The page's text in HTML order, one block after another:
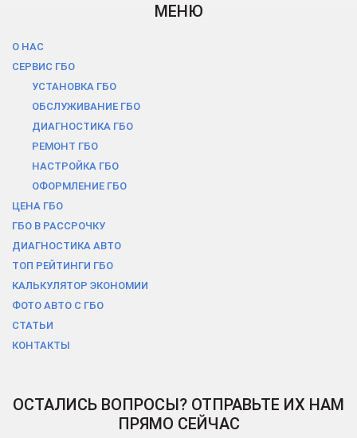
МЕНЮ
О НАС
СЕРВИС ГБО
УСТАНОВКА ГБО
ОБСЛУЖИВАНИЕ ГБО
ДИАГНОСТИКА ГБО
РЕМОНТ ГБО
НАСТРОЙКА ГБО
ОФОРМЛЕНИЕ ГБО
ЦЕНА ГБО
ГБО В РАCСРОЧКУ
ДИАГНОСТИКА АВТО
ТОП РЕЙТИНГИ ГБО
КАЛЬКУЛЯТОР ЭКОНОМИИ
ФОТО АВТО С ГБО
СТАТЬИ
КОНТАКТЫ
ОСТАЛИСЬ ВОПРОСЫ? ОТПРАВЬТЕ ИХ НАМ
ПРЯМО СЕЙЧАС